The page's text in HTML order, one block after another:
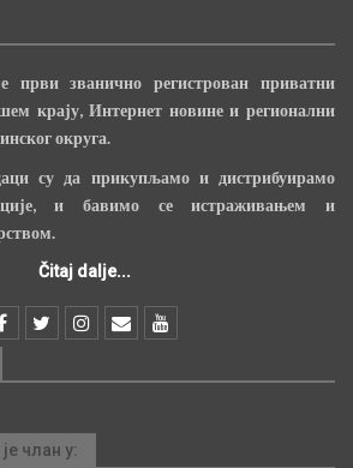
званично регистрован приватни
крају, Интернет новине и регионални
округа.
су да прикупљамо и дистрибуирамо
и бавимо се истраживањем и
Čitaj dalje...
члан у: